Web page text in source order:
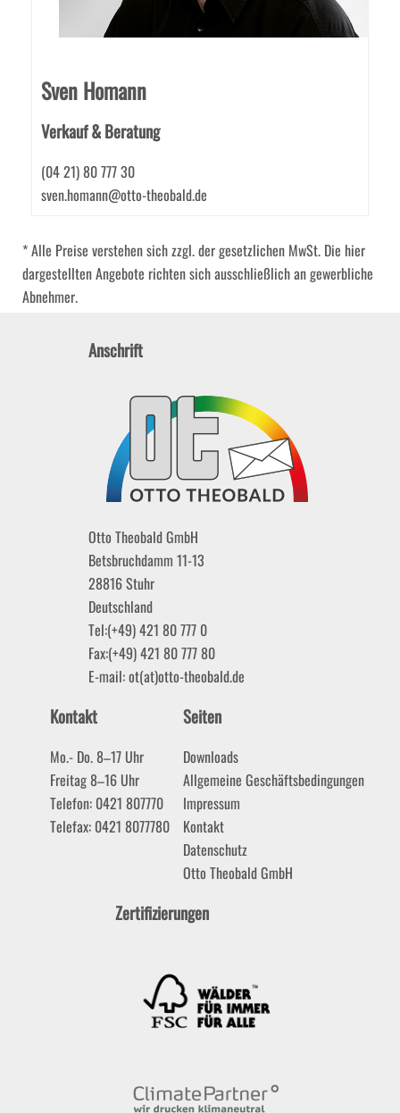
Sven Homann
Verkauf & Beratung
(04 21) 80 777 30
sven.homann@otto-theobald.de
* Alle Preise verstehen sich zzgl. der gesetzlichen MwSt. Die hier
dargestellten Angebote richten sich ausschließlich an gewerbliche
Abnehmer.
Anschrift
Otto Theobald GmbH
Betsbruchdamm 11-13
28816Stuhr
Deutschland
Tel:(+49) 421 80 777 0
Fax:(+49) 421 80 777 80
E-mail:ot(at)otto-theobald.de
Kontakt
Mo.- Do. 8–17 Uhr
Freitag 8–16 Uhr
Telefon: 0421 807770
Telefax: 0421 8077780
Seiten
Downloads
Allgemeine Geschäftsbedingungen
Impressum
Kontakt
Datenschutz
Otto Theobald GmbH
Zertifizierungen